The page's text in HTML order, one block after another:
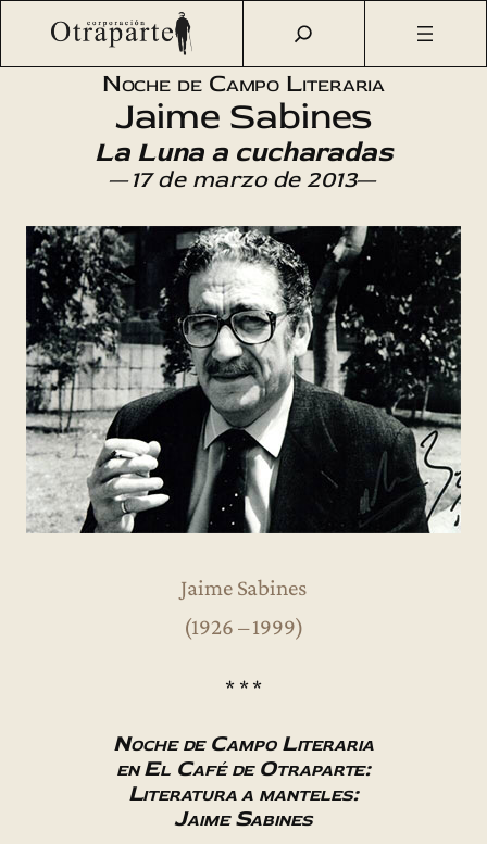
Saltar
Otraparte.org/Agenda Cultural /Literatura
Jaime
Noche de Campo Literaria
Jaime Sabines
La Luna a cucharadas
—17 de marzo de 2013—
Jaime Sabines
(1926 – 1999)
* * *
Noche de Campo Literaria
en El Café de Otraparte:
Literatura a manteles:
Jaime Sabines